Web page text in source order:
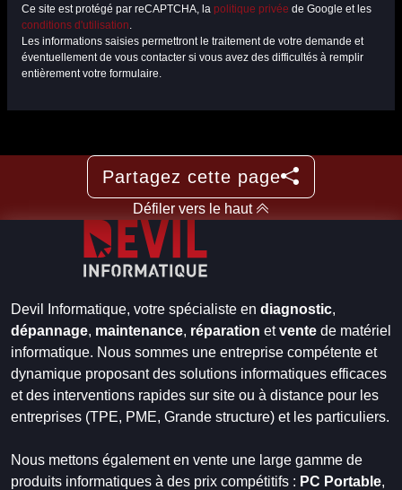
Ce site est protégé par reCAPTCHA, la politique privée de Google et les
conditions d'utilisation.
Les informations saisies permettront le traitement de votre demande et
éventuellement de vous contacter si vous avez des difficultés à remplir
entièrement votre formulaire.
Partagez cette page
Défiler vers le haut
Devil Informatique, votre spécialiste en diagnostic,
dépannage, maintenance, réparation etvente de matériel
informatique. Nous sommes une entreprise compétente et
dynamique proposant des solutions informatiques efficaces
et des interventions rapides sur site ou à distance pour les
entreprises (TPE, PME, Grande structure) et les particuliers.
Nous mettons également en vente une large gamme de
produits informatiques à des prix compétitifs : PC Portable,